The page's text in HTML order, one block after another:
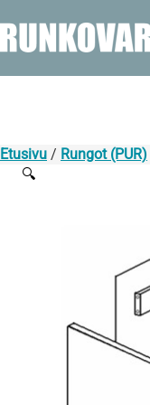
Etusivu / Rungot (PUR)
🔍